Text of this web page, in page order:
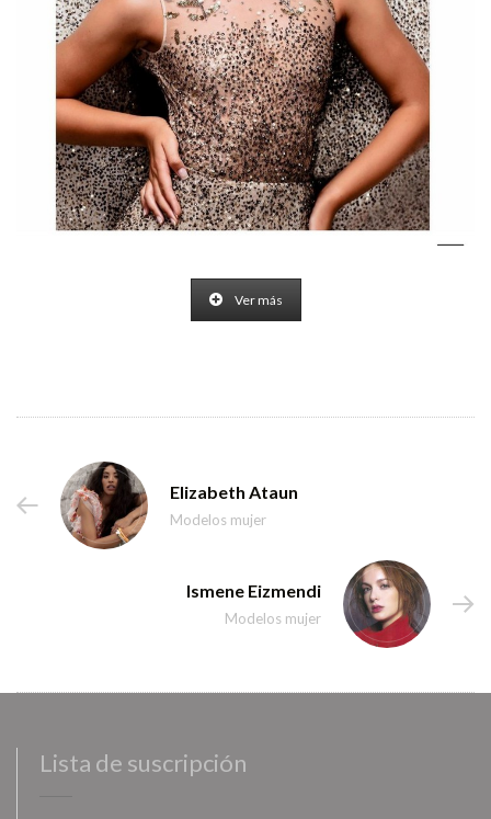
Ver más
Elizabeth Ataun
Modelos mujer
Ismene Eizmendi
Modelos mujer
Lista de suscripción